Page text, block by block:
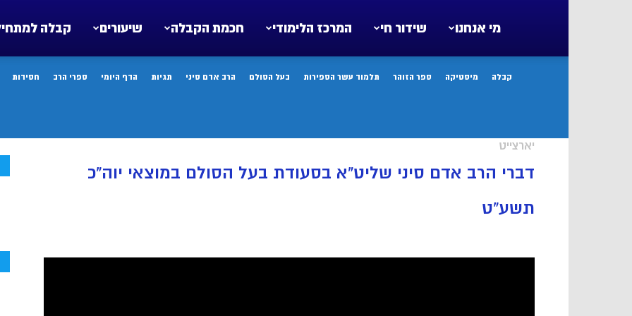
קבלה שיעורים חכמת הקבלה המרכז הלימודי שידור חי מי אנחנו
קבלה מיסטיקה ספר הזוהר תלמוד עשר הספירות בעל הסולם הרב אדם סיני תגיות הדף היומי ספרי הרב חסידות
יארצייט
דברי הרב אדם סיני שליט”א בסעודת בעל הסולם במוצאי יוה”כ
תשע”ט